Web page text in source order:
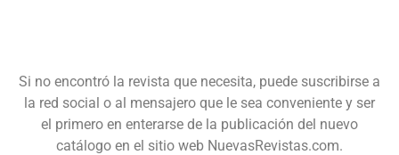
Si no encontró la revista que necesita, puede suscribirse a
la red social o al mensajero que le sea conveniente y ser
el primero en enterarse de la publicación del nuevo
catálogo en el sitio web NuevasRevistas.com.